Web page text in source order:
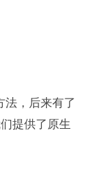
法，后来有了​​
提供了原生